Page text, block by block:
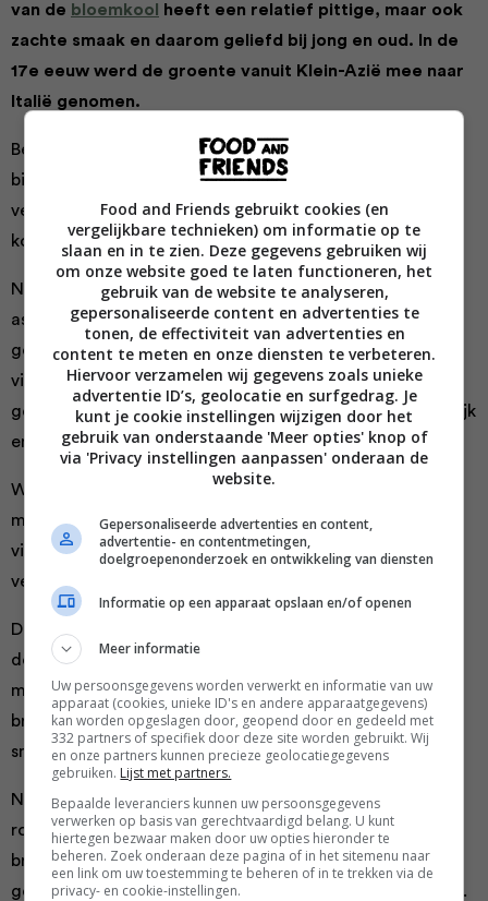
van de bloemkool
heeft een relatief pittige, maar ook
zachte smaak en daarom geliefd bij jong en oud. In de
17e eeuw werd de groente vanuit Klein-Azië mee naar
Italië genomen.
Begrijp je nu waarom de naam ‘broccoli’ zo’n Italiaanse
bijklank heeft? Pas in 1979 ging de eerste broccoli de
veilingmarkt op in Nederland. En sindsdien is de groene
kool niet meer weg te denken uit onze keuken.
Naast de ‘gewone’ broccoli, zijn de paarse broccoli (met
asperge-achtige smaak) en bimi (ook wel babybroccoli
genoemd) steeds meer in onze gerechten terug te
vinden. Broccoli wordt de laatste jaren vaker innovatief
geweekt, waardoor er steeds meer variatie in het uiterlijk
en de smaak van de groente te vinden is op de markt.
We kunnen broccoli met een gerust hart ‘de groene
motor’ noemen. Want broccoli zit bomvol mineralen en
vitamines. Volgens de Consumentbond is het de meest
vezelrijke groente en goed voor de spijsvertering.
De meest voorkomende bereidingswijze van broccoli is
de groente koken. De ideale kooktijd van broccoli is vijf
minuten. Hoe langer je hem kookt, hoe zachter de
broccoli wordt en dat gaat echt ten goede van de
smaak- en eetbeleving.
Naast koken kun je de broccoli ook stomen, roosteren,
roerbakken, pureren en wokken. In tegenstelling tot de
broccoli koken, blijven bij deze bereidingswijzen de
gezonde voedingsstoffen in de broccoli meer behouden.
Food and Friends gebruikt cookies (en
vergelijkbare technieken) om informatie op te
slaan en in te zien. Deze gegevens gebruiken wij
om onze website goed te laten functioneren, het
gebruik van de website te analyseren,
gepersonaliseerde content en advertenties te
tonen, de effectiviteit van advertenties en
content te meten en onze diensten te verbeteren.
Hiervoor verzamelen wij gegevens zoals unieke
advertentie ID’s, geolocatie en surfgedrag. Je
kunt je cookie instellingen wijzigen door het
gebruik van onderstaande 'Meer opties' knop of
via 'Privacy instellingen aanpassen' onderaan de
website.
Gepersonaliseerde advertenties en content,
advertentie- en contentmetingen,
doelgroepenonderzoek en ontwikkeling van diensten
Informatie op een apparaat opslaan en/of openen
Meer informatie
Uw persoonsgegevens worden verwerkt en informatie van uw
apparaat (cookies, unieke ID's en andere apparaatgegevens)
kan worden opgeslagen door, geopend door en gedeeld met
332 partners of specifiek door deze site worden gebruikt. Wij
en onze partners kunnen precieze geolocatiegegevens
gebruiken. Lijst met partners.
Bepaalde leveranciers kunnen uw persoonsgegevens
verwerken op basis van gerechtvaardigd belang. U kunt
hiertegen bezwaar maken door uw opties hieronder te
beheren. Zoek onderaan deze pagina of in het sitemenu naar
een link om uw toestemming te beheren of in te trekken via de
privacy- en cookie-instellingen.